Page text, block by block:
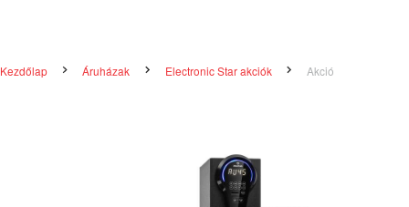
Kezdőlap Áruházak Electronic Star akciók Akció